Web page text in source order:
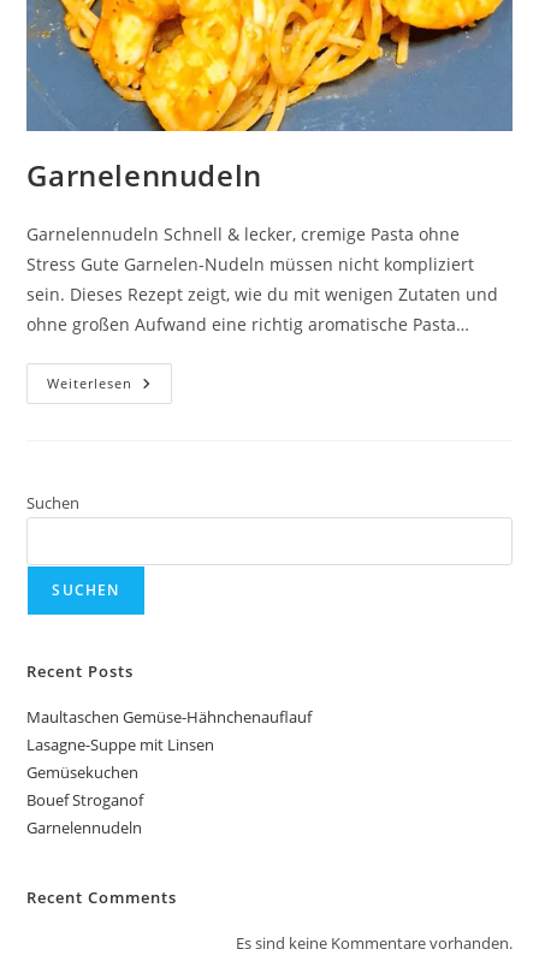
Garnelennudeln
Garnelennudeln Schnell & lecker, cremige Pasta ohne
Stress Gute Garnelen-Nudeln müssen nicht kompliziert
sein. Dieses Rezept zeigt, wie du mit wenigen Zutaten und
ohne großen Aufwand eine richtig aromatische Pasta…
Weiterlesen Garnelennudeln
Suchen
SUCHEN
Recent Posts
Maultaschen Gemüse-Hähnchenauflauf
Lasagne-Suppe mit Linsen
Gemüsekuchen
Bouef Stroganof
Garnelennudeln
Recent Comments
Es sind keine Kommentare vorhanden.